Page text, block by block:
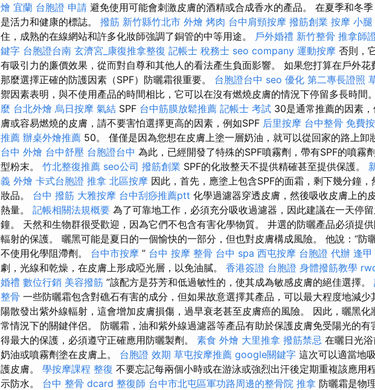
燴 宜蘭 台胞證 申請 避免使用可能會刺激皮膚的酒精或合成香水的產品。 在夏季和冬
是活力和健康的標誌。 撥筋 新竹縣竹北市 外燴 烤肉 台中肩頸按摩 撥筋創業 按摩 小腿
住，成熟的在線網站和許多化妝師強調了銅管的中等用途。 戶外婚禮 新竹整骨 推拿師
鍵字 台胞證台南 玄濟宮_康復推拿整復 記帳士 稅務士 seo company 運動按摩 否則，
有吸引力的廉價效果，從而對自尊和其他人的看法產生負面影響。 如果您打算在戶外花
那麼選擇正確的防護因素（SPF）防曬霜很重要。 台胞證台中 seo 優化 第二專長證照
禦因素表明，與不使用產品的時間相比，它可以在沒有燃燒皮膚的情況下停留多長時間。
麼 台北外燴 烏日按摩 氣結 SPF 台中筋膜放鬆推薦 記帳士 考試 30是通常推薦的因素
膚或容易燃燒的皮膚，請不要害怕選擇更高的因素，例如SPF 后里按摩 台中整骨 免費
推薦 辦桌外燴推薦 50。 僅僅是因為您想在皮膚上塗一層奶油，就可以從回家的路上卸
台中 外燴 台中舒壓 台胞證台中 為此，已經開發了特殊的SPF噴霧劑，帶有SPF的噴霧
型粉末。 竹北整復推薦 seo公司 撥筋創業 SPF的化妝整天不提供精確甚至提供保護。
義 外燴 卡式台胞證 推拿 北區按摩 因此，首先，應塗上包含SPF的面霜，剩下幾分鐘
妝品。 台中 撥筋 大雅按摩 台中刮痧推薦ptt 化學過濾器穿透皮膚，然後吸收皮膚上的
熱量。 記帳相關法規概要 為了可靠地工作，必須充分吸收過濾器，因此建議在一天停
鐘。 天然和生物群很受歡迎，因為它們不包含有害化學物質。 井選的防曬產品必須提
輻射的保護。 曬黑可能是夏日的一個愉快的一部分，但也對皮膚構成風險。 他說：“防
不使用化學阻滯劑。 台中市按摩 ” 台中 按摩 整骨 台中 spa 西屯按摩 台胞證 代辦 逢甲
劇，光線和乾燥，在皮膚上形成啞光層，以免油膩。 香港簽證 台胞證 身體撥筋教學
婚禮 數位行銷 美容撥筋 ”該配方是芬芳和低過敏性的，使其成為敏感皮膚的絕佳選擇。
整骨 一些防曬霜包含對礁石有害的成分，但如果故意選擇其產品，可以最大程度地減少
陽散發出紫外線輻射，這會增加皮膚損傷，過早衰老甚至皮膚癌的風險。 因此，曬黑化
常情況下的關鍵伴侶。 防曬霜，油和紫外線過濾器等產品有助於保護皮膚免受陽光的有
得最大的保護，必須遵守正確應用防曬製劑。 素食 外燴 大里推拿 撥筋禁忌 在曬日光
奶油或噴霧劑塗在皮膚上。 台胞證 效期 草屯按摩推薦 google關鍵字 這次可以適當地
護皮膚。 學按摩課程 整復 不要忘記每兩個小時或在游泳或強烈出汗後定期重複該應用
示防水。 台中 整骨 dcard 整復師 台中市北屯區軍功路周邊的整骨院 推拿 防曬霜是物